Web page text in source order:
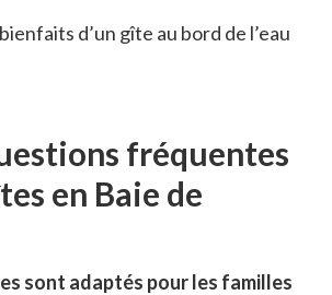
d’un gîte au bord de l’eau
fréquentes
en Baie de
sont adaptés pour les familles